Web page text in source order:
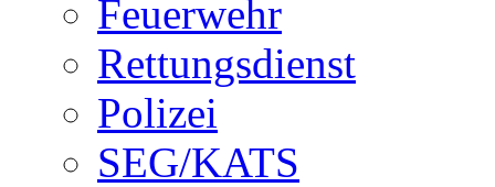
Feuerwehr
Rettungsdienst
Polizei
SEG/KATS